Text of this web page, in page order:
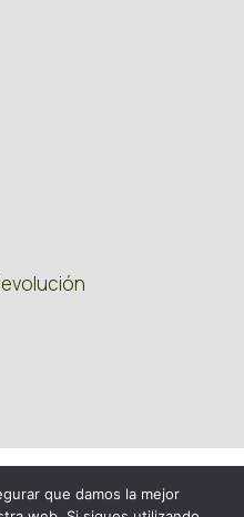
que damos la mejor